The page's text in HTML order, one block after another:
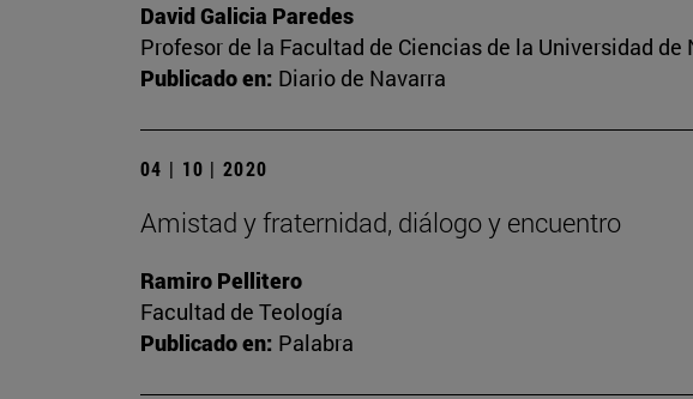
David Galicia Paredes
Profesor de la Facultad de Ciencias de la Universidad de
Publicado en: Diario de Navarra
04 | 10 | 2020
Amistad y fraternidad, diálogo y encuentro
Ramiro Pellitero
Facultad de Teología
Publicado en: Palabra